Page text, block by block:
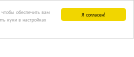
Я согласен!
обеспечить вам
куки в настройках